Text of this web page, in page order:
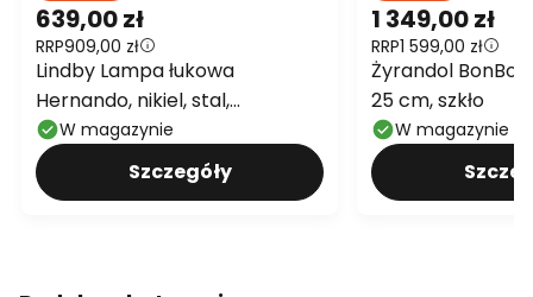
639,00 zł
RRP909,00 zł
Lindby Lampa łukowa
Hernando, nikiel, stal,
wysokość 188 cm
W magazynie
Szczegóły
1 349,00 zł
RRP1 599,00 zł
Żyrandol
25 cm, szkło
W magazynie